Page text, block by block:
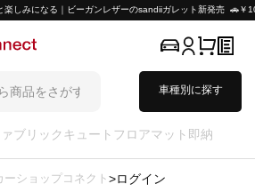
しみになる｜ビーガンレザーのsandiiガレット新発売 🚗￥
車種別に探す
ブリック キュート フロアマット 即納
ショップコネクト ログイン